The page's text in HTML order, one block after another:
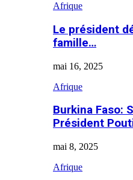
Afrique
Le président
famille…
mai 16, 2025
Afrique
Burkina Faso:
Président
mai 8, 2025
Afrique